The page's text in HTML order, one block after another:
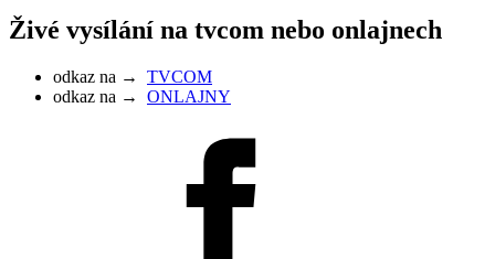
Živé vysílání na tvcom nebo onlajnech
odkaz na → TVCOM
odkaz na → ONLAJNY